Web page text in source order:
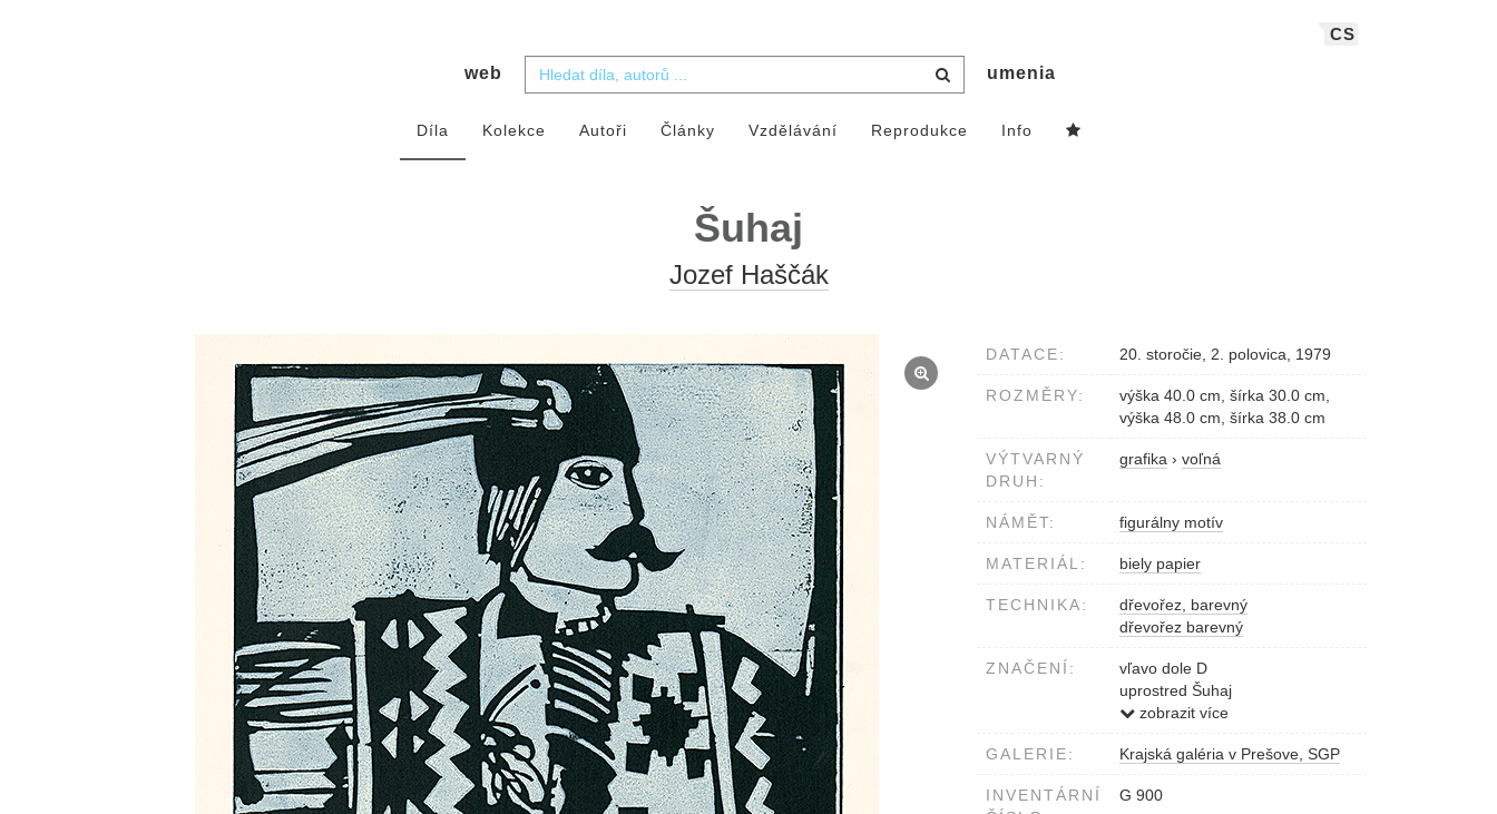
CS
web umenia
Díla Kolekce Autoři Články Vzdělávání Reprodukce Info
Šuhaj
Jozef Haščák
DATACE: 20. storočie, 2. polovica, 1979
ROZMĚRY:
výška 40.0 cm, šírka 30.0 cm,
výška 48.0 cm, šírka 38.0 cm
VÝTVARNÝ
DRUH:
grafika › voľná
NÁMĚT: figurálny motív
MATERIÁL: biely papier
TECHNIKA:
dřevořez, barevný
dřevořez barevný
ZNAČENÍ:
vľavo dole D
uprostred Šuhaj
vpravo J.Haščák 79
zobrazit více
GALERIE: Krajská galéria v Prešove, SGP
INVENTÁRNÍ
G 900